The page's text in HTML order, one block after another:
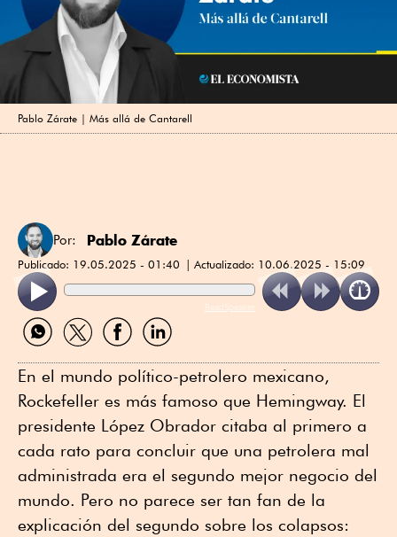
Pablo Zárate | Más allá de Cantarell
Por: Pablo Zárate
Publicado: 19.05.2025 - 01:40 Actualizado: 10.06.2025 - 15:09
ReadSpeaker
Compartir
por
Compartir
por
Compartir
por
Compartir
por
En el mundo político-petrolero mexicano,
Rockefeller es más famoso que Hemingway. El
presidente López Obrador citaba al primero a
cada rato para concluir que una petrolera mal
administrada era el segundo mejor negocio del
mundo. Pero no parece ser tan fan de la
explicación del segundo sobre los colapsos: